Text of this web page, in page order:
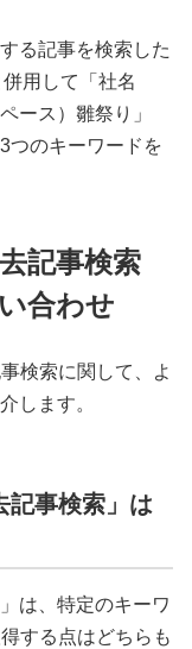
る記事を検索した
用して「社名
ース）雛祭り」
つのキーワードを
記事検索
合わせ
検索に関して、よ
します。
記事検索」は
は、特定のキーワ
する点はどちらも